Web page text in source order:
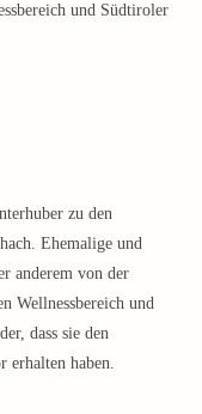
und Südtiroler
zu den
Ehemalige und
anderem von der
Wellnessbereich und
dass sie den
erhalten haben.